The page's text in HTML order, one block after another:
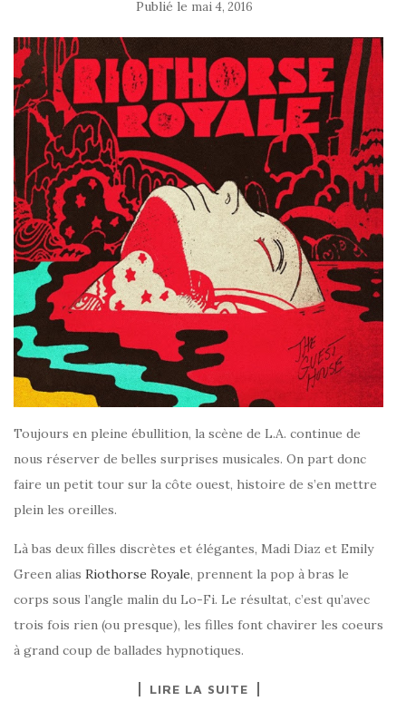
Publié le mai 4, 2016
Toujours en pleine ébullition, la scène de L.A. continue de
nous réserver de belles surprises musicales. On part donc
faire un petit tour sur la côte ouest, histoire de s’en mettre
plein les oreilles.
Là bas deux filles discrètes et élégantes, Madi Diaz et Emily
Green alias Riothorse Royale, prennent la pop à bras le
corps sous l’angle malin du Lo-Fi. Le résultat, c’est qu’avec
trois fois rien (ou presque), les filles font chavirer les coeurs
à grand coup de ballades hypnotiques.
LIRE LA SUITE